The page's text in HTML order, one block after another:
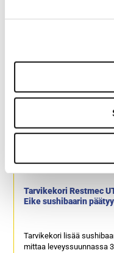
Sushibaari Restmec
Ulkomitat: (l) 1450 x (s)
Ruostumaton sileä taso
Vaunussa molemmin
kaasujousilla aukeavat
alaslaskettavat aputasot.
Tarvikekori Restmec
Eike sushibaarin
Tarvikekori lisää
mittaa leveyssuunnassa